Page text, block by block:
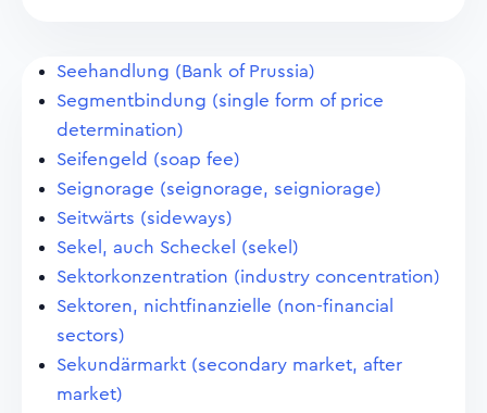
Seehandlung (Bank of Prussia)
Segmentbindung (single form of price
determination)
Seifengeld (soap fee)
Seignorage (seignorage, seigniorage)
Seitwärts (sideways)
Sekel, auch Scheckel (sekel)
Sektorkonzentration (industry concentration)
Sektoren, nichtfinanzielle (non-financial
sectors)
Sekundärmarkt (secondary market, after
market)